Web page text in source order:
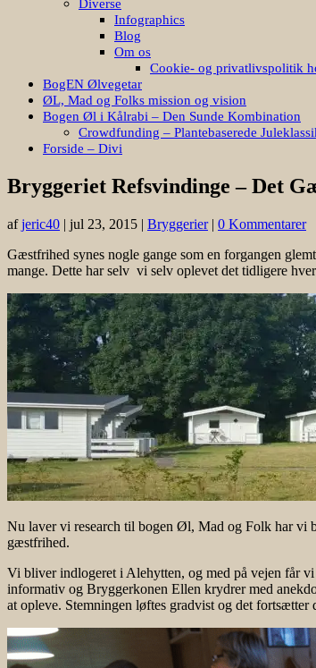
Diverse
Infographics
Blog
Om os
Cookie- og privatlivspolitik
BogEN Ølvegetar
ØL, Mad og Folks mission og vision
Bogen Øl i Kålrabi – Den Sunde Kombination
Crowdfunding – Plantebaserede
Forside – Divi
Bryggeriet Refsvindinge – Det
afjeric40 | jul 23, 2015 | Bryggerier| 0 Kommentarer
Gæstfrihed synes nogle gange som en forgangen
mange. Dette har selv vi selv oplevet det tidligere
Nu laver vi research til bogen Øl, Mad og Folk har vi
gæstfrihed.
Vi bliver indlogeret i Alehytten, og med på vejen får
informativ og Bryggerkonen Ellen krydrer med
at opleve. Stemningen løftes gradvist og det